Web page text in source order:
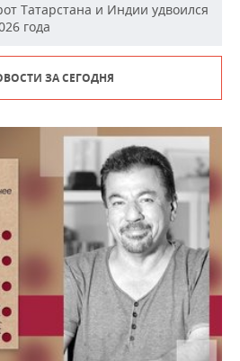
Татарстана и Индии удвоился
года
ЗА СЕГОДНЯ